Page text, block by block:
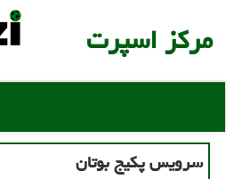
مركز اسپرت
سرویس پكیج بوتان